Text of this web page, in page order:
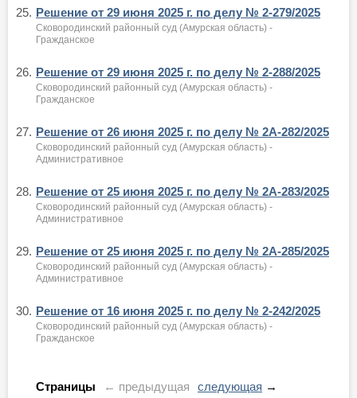
25. Решение от 29 июня 2025 г. по делу № 2-279/2025
Сковородинский районный суд (Амурская область) -
Гражданское
26. Решение от 29 июня 2025 г. по делу № 2-288/2025
Сковородинский районный суд (Амурская область) -
Гражданское
27. Решение от 26 июня 2025 г. по делу № 2А-282/2025
Сковородинский районный суд (Амурская область) -
Административное
28. Решение от 25 июня 2025 г. по делу № 2А-283/2025
Сковородинский районный суд (Амурская область) -
Административное
29. Решение от 25 июня 2025 г. по делу № 2А-285/2025
Сковородинский районный суд (Амурская область) -
Административное
30. Решение от 16 июня 2025 г. по делу № 2-242/2025
Сковородинский районный суд (Амурская область) -
Гражданское
Страницы ← предыдущая следующая →